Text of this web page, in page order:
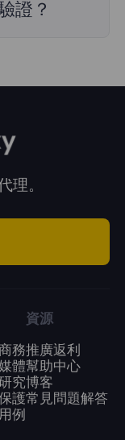
證？
理。
務
體
究
護
例
資源
推廣返利
幫助中心
博客
常見問題解答